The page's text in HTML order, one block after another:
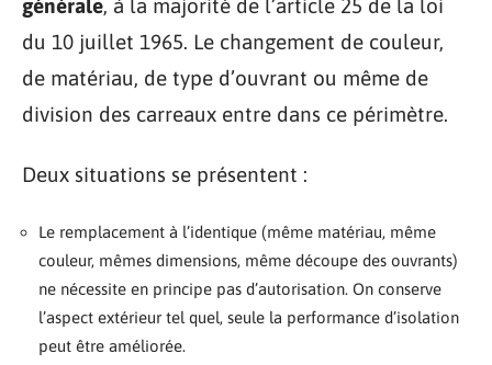
générale, à la majorité de l’article 25 de la loi
du 10 juillet 1965. Le changement de couleur,
de matériau, de type d’ouvrant ou même de
division des carreaux entre dans ce périmètre.
Deux situations se présentent :
Le remplacement à l’identique (même matériau, même
couleur, mêmes dimensions, même découpe des ouvrants)
ne nécessite en principe pas d’autorisation. On conserve
l’aspect extérieur tel quel, seule la performance d’isolation
peut être améliorée.